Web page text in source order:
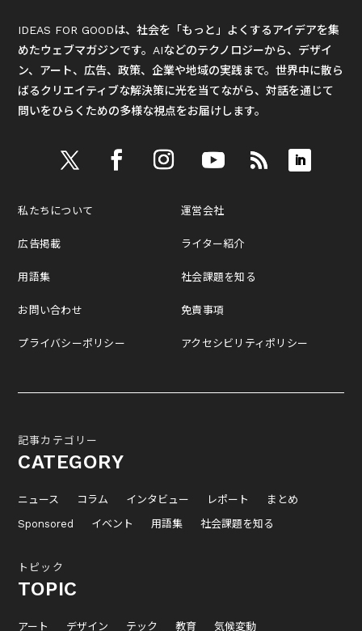
IDEAS FOR GOODは、社会を「もっと」よくするアイデアを集
めたウェブマガジンです。AIなどのテクノロジーから、デザイ
ン、アート、広告、政策、企業や地域の実践まで。世界中に散ら
ばるクリエイティブな解決策に光を当てながら、対話を通じて
問いをひらくための多様な視点をお届けします。
私たちについて
広告掲載
用語集
お問い合わせ
プライバシーポリシー
運営会社
ライター紹介
社会課題を知る
免責事項
アクセシビリティポリシー
記事カテゴリー
CATEGORY
ニュース コラム インタビュー レポート
まとめ
Sponsored
イベント 用語集 社会課題を知る
トピック
TOPIC
アート デザイン テック 教育 気候変動